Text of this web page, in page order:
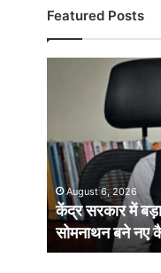
Featured Posts
प्रशासनिक
फेरबदल,
डॉ.
टी.वी.
सोमनाथन
बने
नए
August 6, 2026
केंद्र सरकार में
सोमनाथन बने नए